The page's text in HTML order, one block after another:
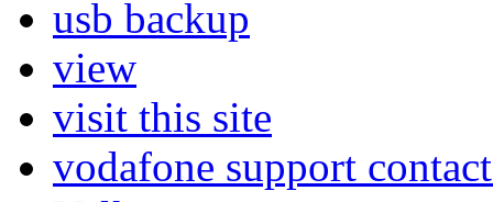
usb backup
view
visit this site
vodafone support